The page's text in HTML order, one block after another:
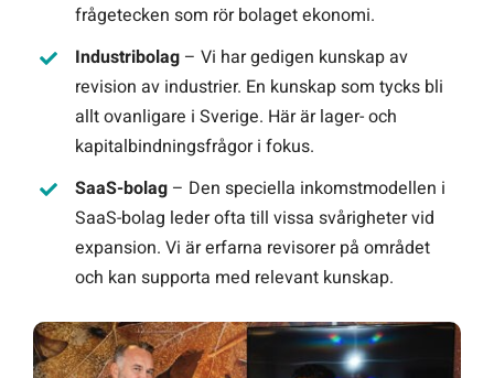
frågetecken som rör bolaget ekonomi.
Industribolag – Vi har gedigen kunskap av
revision av industrier. En kunskap som tycks bli
allt ovanligare i Sverige. Här är lager- och
kapitalbindningsfrågor i fokus.
SaaS-bolag – Den speciella inkomstmodellen i
SaaS-bolag leder ofta till vissa svårigheter vid
expansion. Vi är erfarna revisorer på området
och kan supporta med relevant kunskap.